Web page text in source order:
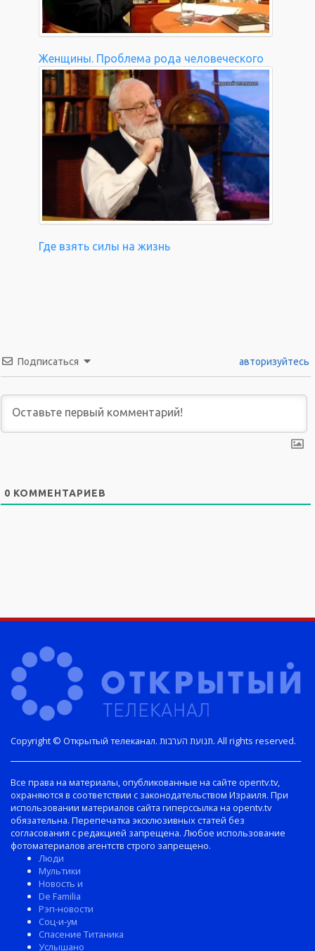
Женщины. Проблема рода человеческого
Где взять силы на жизнь
Подписаться авторизуйтесь
0 КОММЕНТАРИЕВ
Copyright © Открытый телеканал. תנועת הערבות. All rights reserved.
Все права на материалы, опубликованные на сайте opentv.tv,
охраняются в соответствии с законодательством Израиля. При
использовании материалов сайта гиперссылка на opentv.tv
обязательна. Перепечатка эксклюзивных статей без
согласования с редакцией запрещена. Любое использование
фотоматериалов агентств строго запрещено.
Люди
Мультики
Новость и
De Familia
Рэп-новости
Соц-и-ум
Спасение Титаника
Услышано